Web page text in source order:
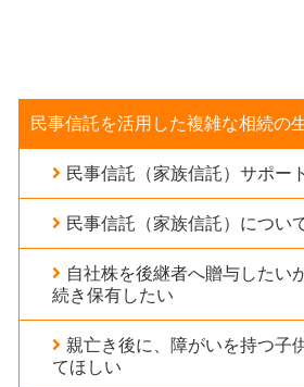
民事信託を活用した複雑な相続の
民事信託（家族信託）サポート
民事信託（家族信託）につい
自社株を後継者へ贈与したい
続き保有したい
親亡き後に、障がいを持つ子
てほしい